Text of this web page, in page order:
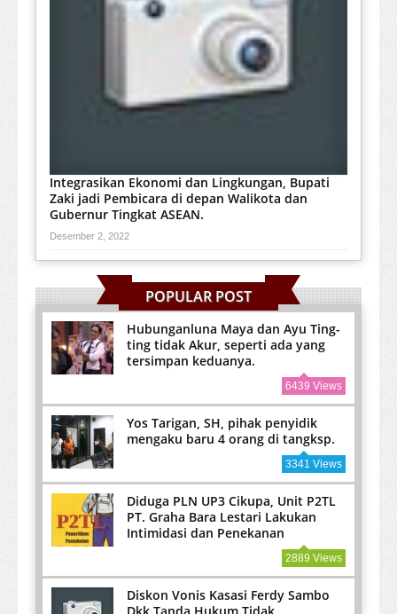
Integrasikan Ekonomi dan Lingkungan, Bupati
Zaki jadi Pembicara di depan Walikota dan
Gubernur Tingkat ASEAN.
Desember 2, 2022
POPULAR POST
Hubunganluna Maya dan Ayu Ting-
ting tidak Akur, seperti ada yang
tersimpan keduanya.
6439 Views
Yos Tarigan, SH, pihak penyidik
mengaku baru 4 orang di tangksp.
3341 Views
Diduga PLN UP3 Cikupa, Unit P2TL
PT. Graha Bara Lestari Lakukan
Intimidasi dan Penekanan
2889 Views
Diskon Vonis Kasasi Ferdy Sambo